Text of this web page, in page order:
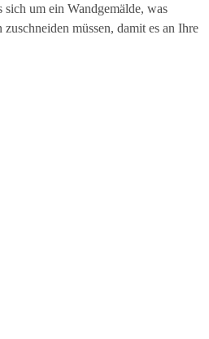
sich um ein Wandgemälde, was
zuschneiden müssen, damit es an Ihre